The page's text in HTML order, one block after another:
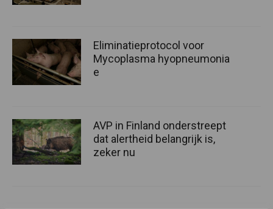
Eliminatieprotocol voor
Mycoplasma hyopneumonia
e
AVP in Finland onderstreept
dat alertheid belangrijk is,
zeker nu